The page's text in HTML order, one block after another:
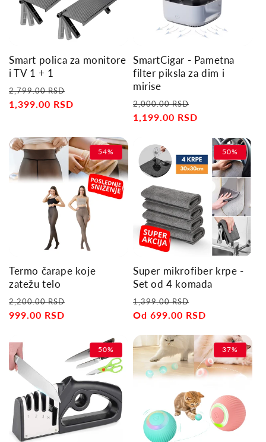
Smart polica za monitore
i TV 1 + 1
Regular
price
2,799.00 RSD
price
1,399.00 RSD
SmartCigar - Pametna
filter piksla za dim i
mirise
Regular
price
2,000.00 RSD
price
1,199.00 RSD
54%
Termo čarape koje
zatežu telo
Regular
price
2,200.00 RSD
999.00 RSD
50%
Super mikrofiber krpe -
Set od 4 komada
Regular
price
1,399.00 RSD
price
Od 699.00 RSD
50% 37%